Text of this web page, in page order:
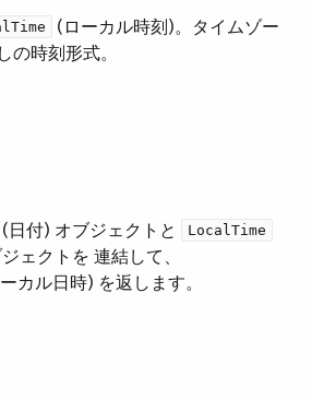
​ (ローカル時刻)。タイムゾー
の時刻形式。
​ (日付) オブジェクトと ​ LocalTime
ェクトを 連結して、​
カル日時) を返します。